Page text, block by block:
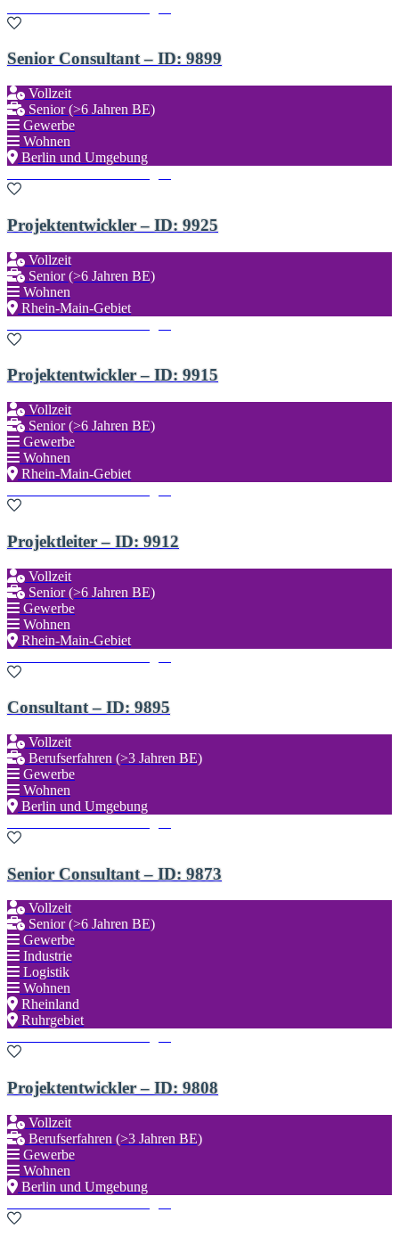
Senior Consultant – ID: 9899
Vollzeit
Senior (>6 Jahren BE)
Gewerbe
Wohnen
Berlin und Umgebung
Projektentwickler – ID: 9925
Vollzeit
Senior (>6 Jahren BE)
Wohnen
Rhein-Main-Gebiet
Projektentwickler – ID: 9915
Vollzeit
Senior (>6 Jahren BE)
Gewerbe
Wohnen
Rhein-Main-Gebiet
Projektleiter – ID: 9912
Vollzeit
Senior (>6 Jahren BE)
Gewerbe
Wohnen
Rhein-Main-Gebiet
Consultant – ID: 9895
Vollzeit
Berufserfahren (>3 Jahren BE)
Gewerbe
Wohnen
Berlin und Umgebung
Senior Consultant – ID: 9873
Vollzeit
Senior (>6 Jahren BE)
Gewerbe
Industrie
Logistik
Wohnen
Rheinland
Ruhrgebiet
Projektentwickler – ID: 9808
Vollzeit
Berufserfahren (>3 Jahren BE)
Gewerbe
Wohnen
Berlin und Umgebung